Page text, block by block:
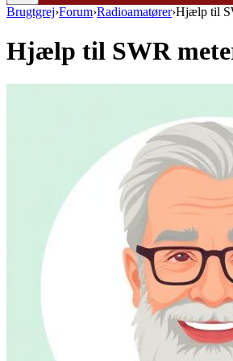
Brugtgrej›Forum›Radioamatører›Hjælp til
Hjælp til SWR